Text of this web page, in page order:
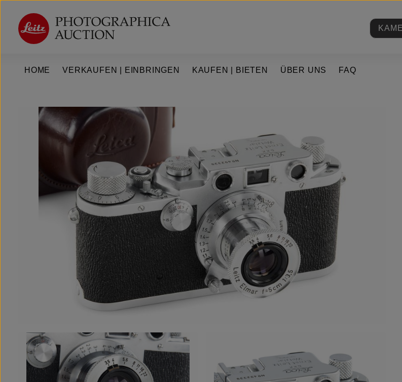
Hauptinhalt springen
Zur Hauptnavigation springen
HOME VERKAUFEN | EINBRINGEN KAUFEN | BIETEN ÜBER UNS FAQ
Bildergalerie überspringen